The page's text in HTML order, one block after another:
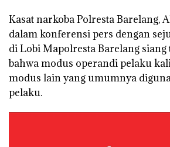
Kasat narkoba Polresta Barelang,
dalam konferensi pers dengan
di Lobi Mapolresta Barelang siang
bahwa modus operandi pelaku
modus lain yang umumnya
pelaku.